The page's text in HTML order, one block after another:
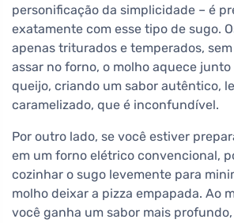
personificação da simplicidade – é
exatamente com esse tipo de sugo.
apenas triturados e temperados,
assar no forno, o molho aquece junto
queijo, criando um sabor autêntico,
caramelizado, que é inconfundível.
Por outro lado, se você estiver
em um forno elétrico convencional,
cozinhar o sugo levemente para
molho deixar a pizza empapada. Ao
você ganha um sabor mais